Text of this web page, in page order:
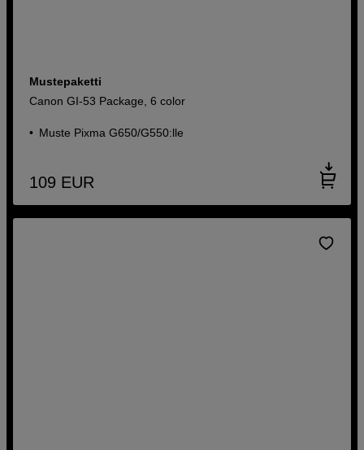
Mustepaketti
Canon GI-53 Package, 6 color
Muste Pixma G650/G550:lle
109 EUR